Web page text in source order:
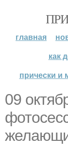
главная
как
прически и
09